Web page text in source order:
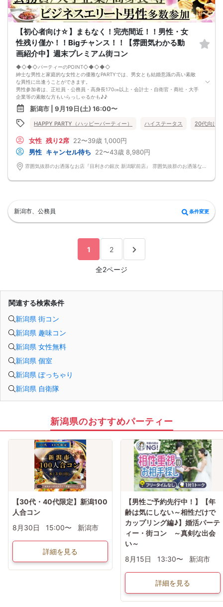
【初心者向け☆】まもなく！完売間近！！男性・女
性残り僅か！！Bigチャンス！！【雰囲気わかる動
画紹介中】週末プレミアム街コン
◆◇◆◇パーティーのPOINT◇◆◇◆◇
紳士な男性と家庭的な女性との優雅なPARTYでは、男女とも結婚意識の高い素敵
な異性に出逢うことができます。
男性参加者は、正社員・公務員・高身長170㎝以上・会計士・自衛官・商社・大手
企業等の素敵な方もいらっしゃるかも♪♪
ゆったりとお話できる空間は、恋活・婚活にピッタリ♪♪ 飲食付きで恋もお腹も
満たされます♪
定期的に席替えをして全員の方と交流して頂き、連絡先の交換も自由です♪
お一人様も多数参加されておられますので、ご安心してご参加下さい♪
◇◆◇◆◇◆◇◆◇◆◇◆◇◆◇◆◇◆◇
□受付は開始10分前からとさせて頂きます。
□開催店舗様には『街コンで来ました』とお伝えください。受付まで案内させて
頂きます。
□当日現金支払いの方は受付にて参加費をお支払い下さい。
□最少催行人数が男性2名・女性2名以上からとなっております。
（男女比の調整を行っておりますが、キャンセル等によって変動がある場合がご
ざいます。原則、男女比に関わらず,最少催行人数を下回った場合に限り、「中
新潟市 | 9月19日(土) 16:00〜
HAPPY PARTY（ハッピーパーティー） ハイステータス 20代向け
女性 残り2席 22〜39歳 1,000円
男性 キャンセル待ち 22〜43歳 8,980円
新潟市、公務員 条件変更
1 2
全2ページ
関連する検索条件
新潟県 街コン
新潟県 趣味コン
新潟県 女性無料
新潟県 個室
新潟県 ぽっちゃり
新潟県 自衛隊
新潟県のおすすめパーティー
【30代・40代限定】新潟100
人合コン
8月30日
15:00〜 新潟市
詳細を見る
【男性ご予約先行中！】【年
齢は気にしない～相性だけで
カップリング編♪】婚活パーテ
ィー・街コン ～真剣な出会
い～
8月15日
13:30〜 新潟市
詳細を見る